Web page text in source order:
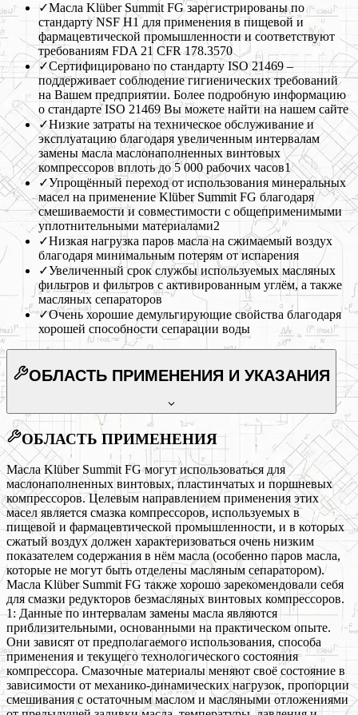
✓Масла Klüber Summit FG зарегистрированы по
стандарту NSF H1 для применения в пищевой и
фармацевтической промышленности и соответствуют
требованиям FDA 21 CFR 178.3570
✓Сертифицировано по стандарту ISO 21469 –
поддерживает соблюдение гигиенических требований
на Вашем предприятии. Более подробную информацию
о стандарте ISO 21469 Вы можете найти на нашем сайте
✓Низкие затраты на техническое обслуживание и
эксплуатацию благодаря увеличенным интервалам
замены масла маслонаполненных винтовых
компрессоров вплоть до 5 000 рабочих часов1
✓Упрощённый переход от использования минеральных
масел на применение Klüber Summit FG благодаря
смешиваемости и совместимости с общеприменимыми
уплотнительными материалами2
✓Низкая нагрузка паров масла на сжимаемый воздух
благодаря минимальным потерям от испарения
✓Увеличенный срок службы используемых масляных
фильтров и фильтров с активированным углём, а также
масляных сепараторов
✓Очень хорошие демульгирующие свойства благодаря
хорошей способности сепарации воды
ОБЛАСТЬ ПРИМЕНЕНИЯ И УКАЗАНИЯ
ОБЛАСТЬ ПРИМЕНЕНИЯ
Масла Klüber Summit FG могут использоваться для
маслонаполненных винтовых, пластинчатых и поршневых
компрессоров. Целевым направлением применения этих
масел является смазка компрессоров, используемых в
пищевой и фармацевтической промышленности, и в которых
сжатый воздух должен характеризоваться очень низким
показателем содержания в нём масла (особенно паров масла,
которые не могут быть отделены масляным сепаратором).
Масла Klüber Summit FG также хорошо зарекомендовали себя
для смазки редукторов безмасляных винтовых компрессоров.
1: Данные по интервалам замены масла являются
приблизительными, основанными на практическом опыте.
Они зависят от предполагаемого использования, способа
применения и текущего технологического состояния
компрессора. Смазочные материалы меняют своё состояние в
зависимости от механико-динамических нагрузок, пропорции
смешивания с остаточным маслом и масляными отложениями